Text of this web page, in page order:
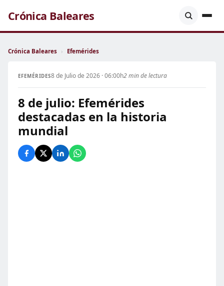
Crónica Baleares
Crónica Baleares › Efemérides
EFEMÉRIDES8 de Julio de 2026 · 06:00h2 min de lectura
8 de julio: Efemérides
destacadas en la historia
mundial